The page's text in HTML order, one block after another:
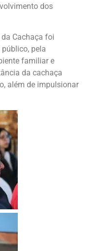
dos
Cachaça foi
pela
familiar e
da cachaça
além de impulsionar